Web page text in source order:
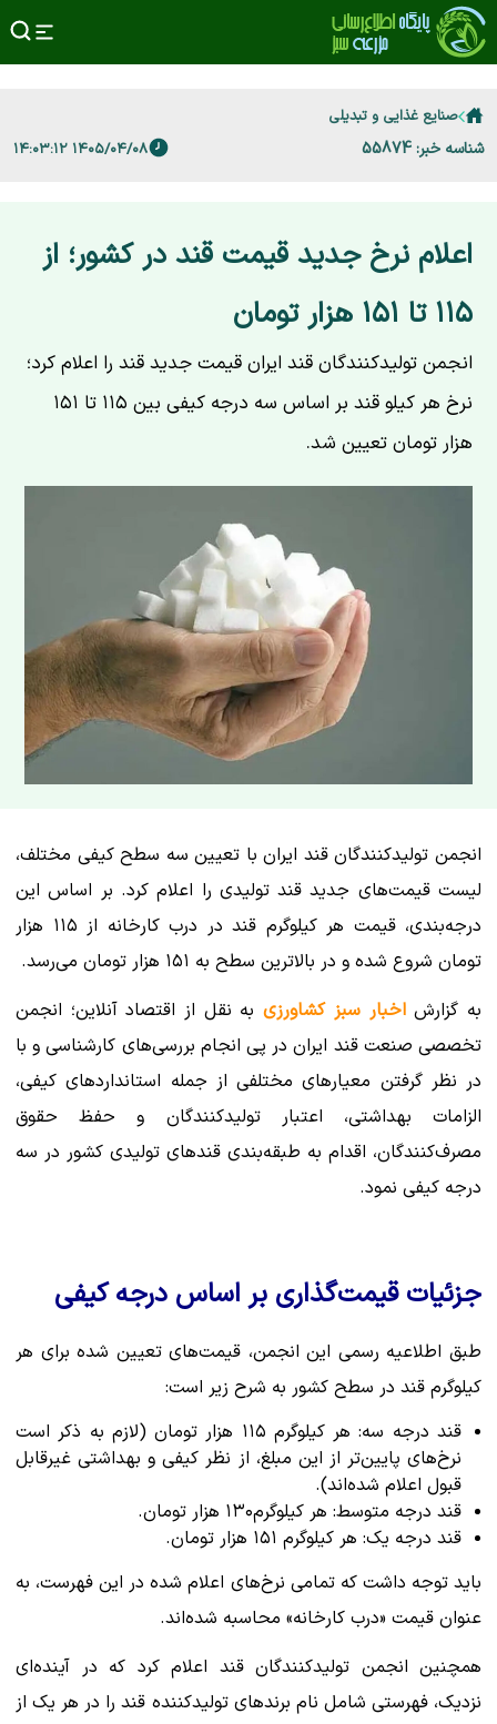
صنایع غذایی و تبدیلی
شناسه خبر: 55874 ۱۴۰۵/۰۴/۰۸ ۱۴:۰۳:۱۲
اعلام نرخ جدید قیمت قند در کشور؛ از
۱۱۵ تا ۱۵۱ هزار تومان
انجمن تولیدکنندگان قند ایران قیمت جدید قند را اعلام کرد؛
نرخ هر کیلو قند بر اساس سه درجه کیفی بین ۱۱۵ تا ۱۵۱
هزار تومان تعیین شد.
انجمن تولیدکنندگان قند ایران با تعیین سه سطح کیفی مختلف،
لیست قیمت‌های جدید قند تولیدی را اعلام کرد. بر اساس این
درجه‌بندی، قیمت هر کیلوگرم قند در درب کارخانه از ۱۱۵ هزار
تومان شروع شده و در بالاترین سطح به ۱۵۱ هزار تومان می‌رسد.
به گزارشاخبار سبز کشاورزی به نقل از اقتصاد آنلاین؛ انجمن
تخصصی صنعت قند ایران در پی انجام بررسی‌های کارشناسی و با
در نظر گرفتن معیارهای مختلفی از جمله استانداردهای کیفی،
الزامات بهداشتی، اعتبار تولیدکنندگان و حفظ حقوق
مصرف‌کنندگان، اقدام به طبقه‌بندی قندهای تولیدی کشور در سه
درجه کیفی نمود.
جزئیات قیمت‌گذاری بر اساس درجه کیفی
طبق اطلاعیه رسمی این انجمن، قیمت‌های تعیین شده برای هر
کیلوگرم قند در سطح کشور به شرح زیر است:
قند درجه سه: هر کیلوگرم ۱۱۵ هزار تومان (لازم به ذکر است
نرخ‌های پایین‌تر از این مبلغ، از نظر کیفی و بهداشتی غیرقابل
قبول اعلام شده‌اند).
قند درجه متوسط: هر کیلوگرم۱۳۰ هزار تومان.
قند درجه یک: هر کیلوگرم ۱۵۱ هزار تومان.
باید توجه داشت که تمامی نرخ‌های اعلام شده در این فهرست، به
عنوان قیمت «درب کارخانه» محاسبه شده‌اند.
همچنین انجمن تولیدکنندگان قند اعلام کرد که در آینده‌ای
نزدیک، فهرستی شامل نام برندهای تولیدکننده قند را در هر یک از